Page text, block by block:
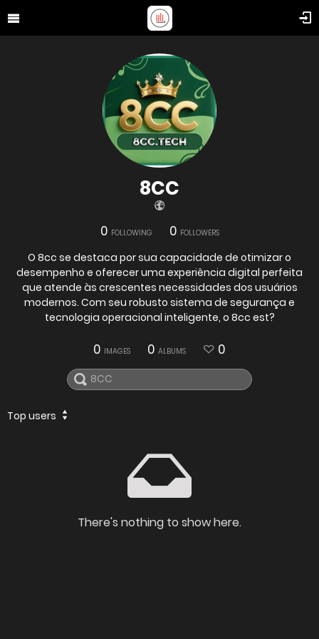
8CC
0 FOLLOWING 0 FOLLOWERS
O 8cc se destaca por sua capacidade de otimizar o
desempenho e oferecer uma experiência digital perfeita
que atende às crescentes necessidades dos usuários
modernos. Com seu robusto sistema de segurança e
tecnologia operacional inteligente, o 8cc est?
0 IMAGES 0 ALBUMS 0
Top users
There's nothing to show here.